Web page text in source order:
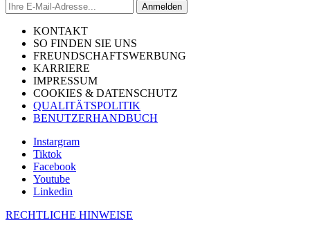
Anmelden
KONTAKT
SO FINDEN SIE UNS
FREUNDSCHAFTSWERBUNG
KARRIERE
IMPRESSUM
COOKIES & DATENSCHUTZ
QUALITÄTSPOLITIK
BENUTZERHANDBUCH
Instargram
Tiktok
Facebook
Youtube
Linkedin
RECHTLICHE HINWEISE